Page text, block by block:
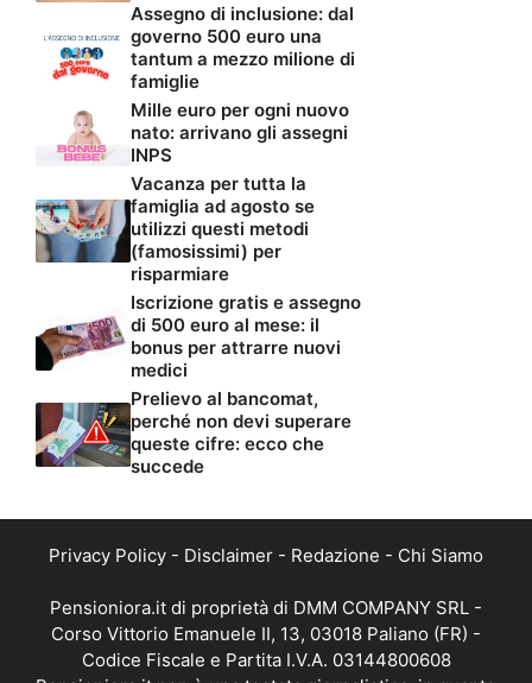
Assegno di inclusione: dal
governo 500 euro una
tantum a mezzo milione di
famiglie
Mille euro per ogni nuovo
nato: arrivano gli assegni
INPS
Vacanza per tutta la
famiglia ad agosto se
utilizzi questi metodi
(famosissimi) per
risparmiare
Iscrizione gratis e assegno
di 500 euro al mese: il
bonus per attrarre nuovi
medici
Prelievo al bancomat,
perché non devi superare
queste cifre: ecco che
succede
Privacy Policy - Disclaimer - Redazione - Chi Siamo
Pensioniora.it di proprietà di DMM COMPANY SRL -
Corso Vittorio Emanuele II, 13, 03018 Paliano (FR) -
Codice Fiscale e Partita I.V.A. 03144800608